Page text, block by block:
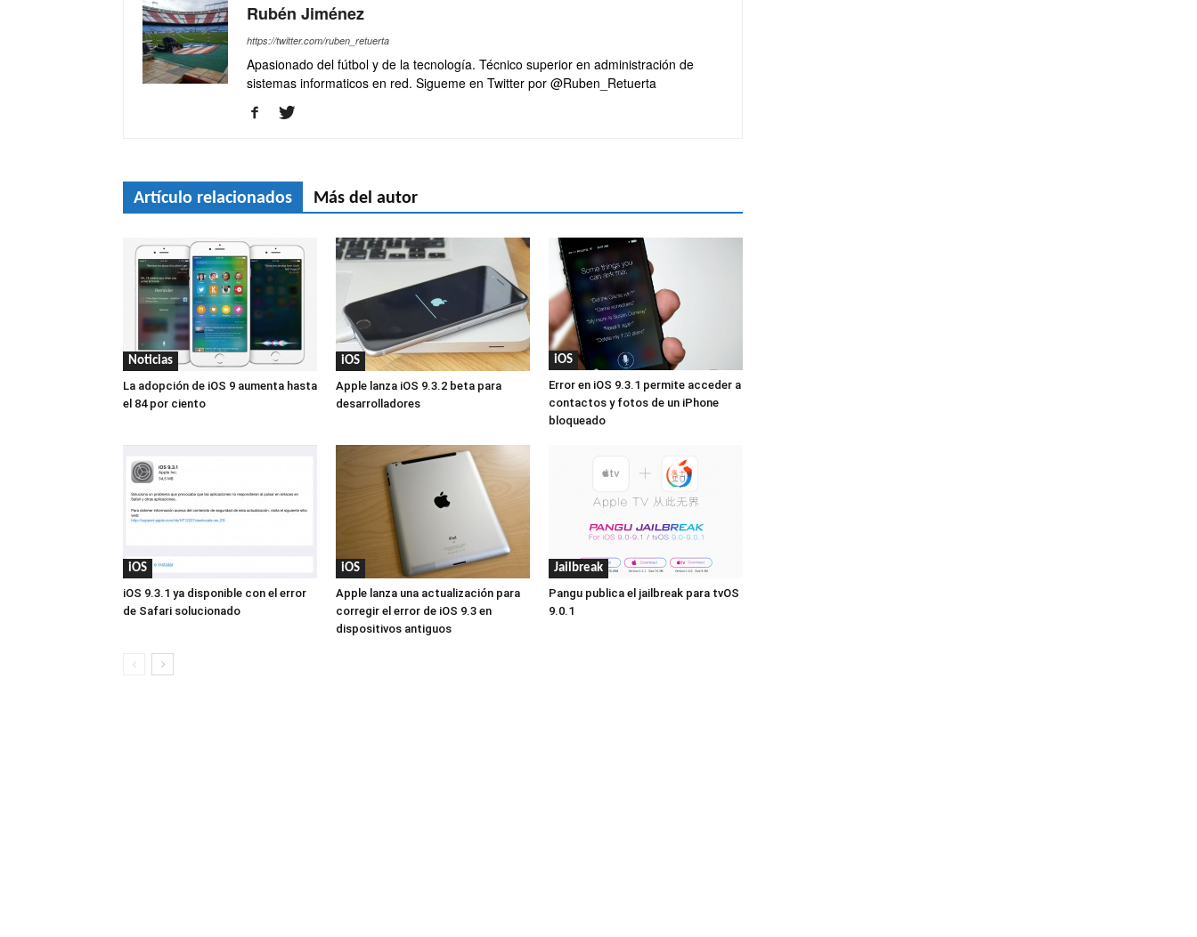
Rubén Jiménez
https://twitter.com/ruben_retuerta
Apasionado del fútbol y de la tecnología. Técnico superior en administración de
sistemas informaticos en red. Sigueme en Twitter por @Ruben_Retuerta
Artículo relacionados Más del autor
Noticias
La adopción de iOS 9 aumenta hasta
el 84 por ciento
iOS
Apple lanza iOS 9.3.2 beta para
desarrolladores
iOS
Error en iOS 9.3.1 permite acceder a
contactos y fotos de un iPhone
bloqueado
iOS
iOS 9.3.1 ya disponible con el error
de Safari solucionado
iOS
Apple lanza una actualización para
corregir el error de iOS 9.3 en
dispositivos antiguos
Jailbreak
Pangu publica el jailbreak para tvOS
9.0.1